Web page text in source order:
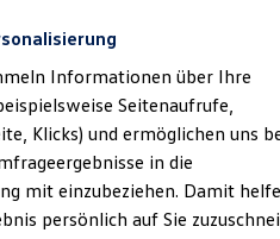
Schlussrate
Garantien
bei Volkswagen
Impressum & Rechtliches
Informationen über Ihre
Seitenaufrufe,
Klicks) und ermöglichen uns
in die
mit einzubeziehen. Damit
persönlich auf Sie